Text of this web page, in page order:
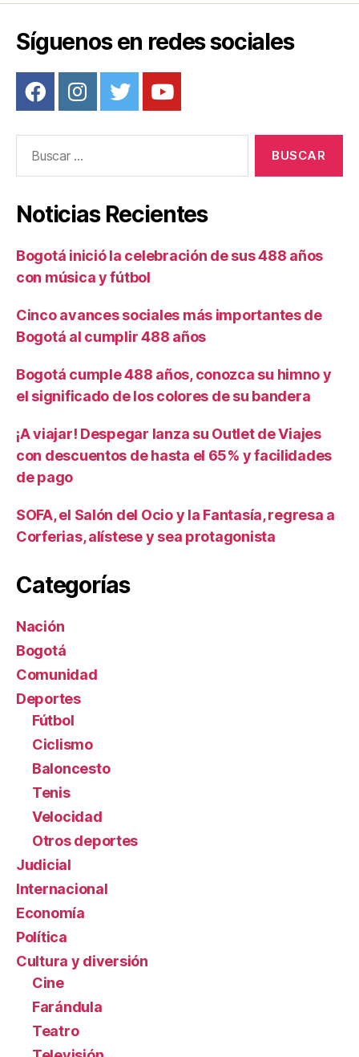
Síguenos en redes sociales
Noticias Recientes
Bogotá inició la celebración de sus 488 años
con música y fútbol
Cinco avances sociales más importantes de
Bogotá al cumplir 488 años
Bogotá cumple 488 años, conozca su himno y
el significado de los colores de su bandera
¡A viajar! Despegar lanza su Outlet de Viajes
con descuentos de hasta el 65% y facilidades
de pago
SOFA, el Salón del Ocio y la Fantasía, regresa a
Corferias, alístese y sea protagonista
Categorías
Nación
Bogotá
Comunidad
Deportes
Fútbol
Ciclismo
Baloncesto
Tenis
Velocidad
Otros deportes
Judicial
Internacional
Economía
Política
Cultura y diversión
Cine
Farándula
Teatro